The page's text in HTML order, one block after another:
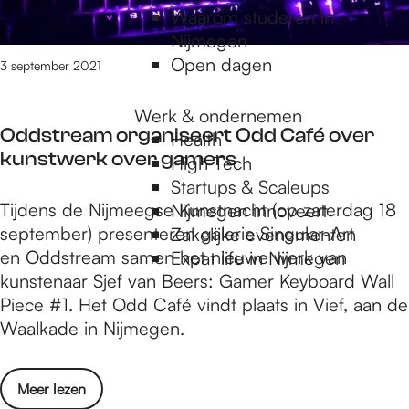
Waarom studeren in
Nijmegen
Open dagen
Werk & ondernemen
Health
High Tech
Startups & Scaleups
Nijmegen innoveert
Zakelijke evenementen
Expat life in Nijmegen
n
e
n
o
o
n
t
e
l
l
i
n
v
c
h
i
j
,
e
e
n
t
e
t
o
Oddstream organiseert Odd Café over
kunstwerk over gamers
3 september 2021
O
d
d
s
t
r
a
m
Tijdens de Nijmeegse Kunstnacht (op zaterdag 18
september) presenteren galerie Singular-Art
en Oddstream samen het nieuwe werk van
kunstenaar Sjef van Beers: Gamer Keyboard Wall
Piece #1. Het Odd Café vindt plaats in Vief, aan de
Waalkade in Nijmegen.
Meer lezen
o